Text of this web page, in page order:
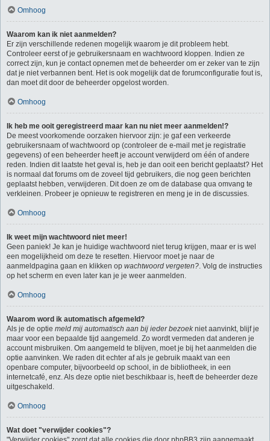
Omhoog
Waarom kan ik niet aanmelden?
Er zijn verschillende redenen mogelijk waarom je dit probleem hebt.
Controleer eerst of je gebruikersnaam en wachtwoord kloppen. Indien ze
correct zijn, kun je contact opnemen met de beheerder om er zeker van te zijn
dat je niet verbannen bent. Het is ook mogelijk dat de forumconfiguratie fout is,
dan moet dit door de beheerder opgelost worden.
Omhoog
Ik heb me ooit geregistreerd maar kan nu niet meer aanmelden!?
De meest voorkomende oorzaken hiervoor zijn: je gaf een verkeerde
gebruikersnaam of wachtwoord op (controleer de e-mail met je registratie
gegevens) of een beheerder heeft je account verwijderd om één of andere
reden. Indien dit laatste het geval is, heb je dan ooit een bericht geplaatst? Het
is normaal dat forums om de zoveel tijd gebruikers, die nog geen berichten
geplaatst hebben, verwijderen. Dit doen ze om de database qua omvang te
verkleinen. Probeer je opnieuw te registreren en meng je in de discussies.
Omhoog
Ik weet mijn wachtwoord niet meer!
Geen paniek! Je kan je huidige wachtwoord niet terug krijgen, maar er is wel
een mogelijkheid om deze te resetten. Hiervoor moet je naar de
aanmeldpagina gaan en klikken op wachtwoord vergeten?. Volg de instructies
op het scherm en even later kan je je weer aanmelden.
Omhoog
Waarom word ik automatisch afgemeld?
Als je de optie meld mij automatisch aan bij ieder bezoek niet aanvinkt, blijf je
maar voor een bepaalde tijd aangemeld. Zo wordt vermeden dat anderen je
account misbruiken. Om aangemeld te blijven, moet je bij het aanmelden die
optie aanvinken. We raden dit echter af als je gebruik maakt van een
openbare computer, bijvoorbeeld op school, in de bibliotheek, in een
internetcafé, enz. Als deze optie niet beschikbaar is, heeft de beheerder deze
uitgeschakeld.
Omhoog
Wat doet "verwijder cookies"?